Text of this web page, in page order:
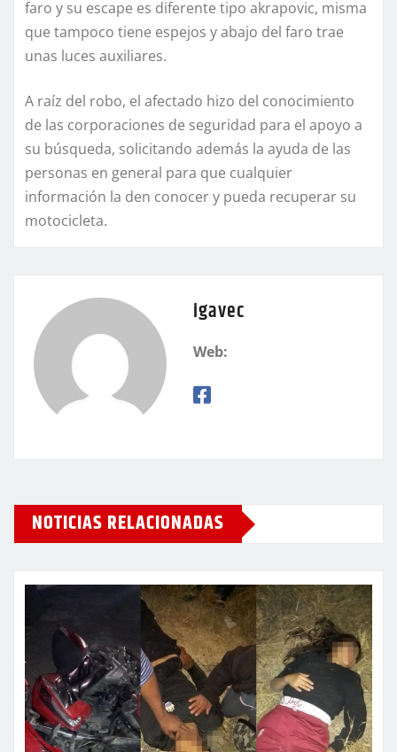
faro y su escape es diferente tipo akrapovic, misma
que tampoco tiene espejos y abajo del faro trae
unas luces auxiliares.
A raíz del robo, el afectado hizo del conocimiento
de las corporaciones de seguridad para el apoyo a
su búsqueda, solicitando además la ayuda de las
personas en general para que cualquier
información la den conocer y pueda recuperar su
motocicleta.
igavec
Web:
NOTICIAS RELACIONADAS